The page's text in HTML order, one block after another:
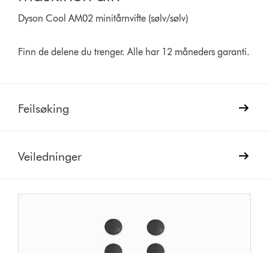
Dyson Cool AM02 minitårnvifte (sølv/sølv)
Finn de delene du trenger. Alle har 12 måneders garanti.
Feilsøking
Veiledninger